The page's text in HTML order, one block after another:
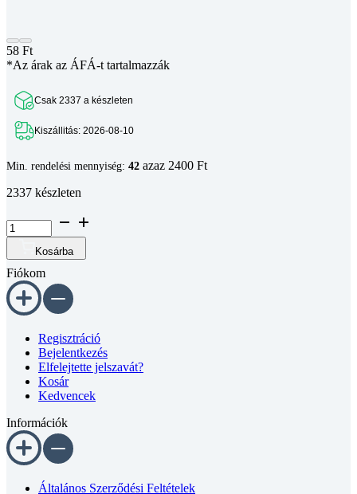
58 Ft
*Az árak az ÁFÁ-t tartalmazzák
Csak 2337 a készleten
Kiszállitás: 2026-08-10
Min. rendelési mennyiség: 42 azaz 2400 Ft
2337 készleten
Félgömbfejű
belső
kulcsnyílású
csavar
DIN
7380
10.9
horganyzott
M5x20
mennyiség
Kosárba
Fiókom
Regisztráció
Bejelentkezés
Elfelejtette jelszavát?
Kosár
Kedvencek
Információk
Általános Szerződési Feltételek